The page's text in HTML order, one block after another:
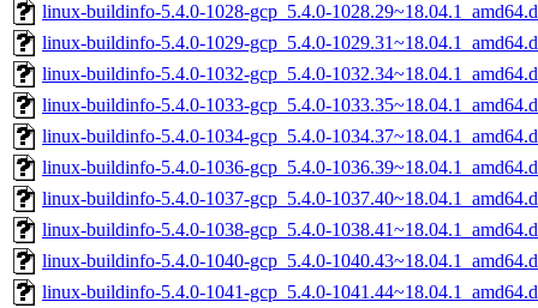
linux-buildinfo-5.4.0-1028-gcp_5.4.0-
linux-buildinfo-5.4.0-1029-gcp_5.4.0-
linux-buildinfo-5.4.0-1032-gcp_5.4.0-
linux-buildinfo-5.4.0-1033-gcp_5.4.0-
linux-buildinfo-5.4.0-1034-gcp_5.4.0-
linux-buildinfo-5.4.0-1036-gcp_5.4.0-
linux-buildinfo-5.4.0-1037-gcp_5.4.0-
linux-buildinfo-5.4.0-1038-gcp_5.4.0-
linux-buildinfo-5.4.0-1040-gcp_5.4.0-
linux-buildinfo-5.4.0-1041-gcp_5.4.0-